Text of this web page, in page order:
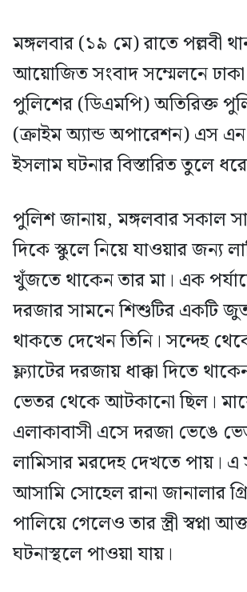
মঙ্গলবার (১৯ মে) রাতে পল্লবী
আয়োজিত সংবাদ সম্মেলনে
পুলিশের (ডিএমপি) অতিরিক্ত
(ক্রাইম অ্যান্ড অপারেশন) এস
ইসলাম ঘটনার বিস্তারিত তুলে
পুলিশ জানায়, মঙ্গলবার সকাল
দিকে স্কুলে নিয়ে যাওয়ার জন্য
খুঁজতে থাকেন তার মা। এক
দরজার সামনে শিশুটির একটি
থাকতে দেখেন তিনি। সন্দেহ
ফ্ল্যাটের দরজায় ধাক্কা দিতে
ভেতর থেকে আটকানো ছিল।
এলাকাবাসী এসে দরজা ভেঙে
লামিসার মরদেহ দেখতে পায়।
আসামি সোহেল রানা জানালার
পালিয়ে গেলেও তার স্ত্রী স্বপ্না
ঘটনাস্থলে পাওয়া যায়।